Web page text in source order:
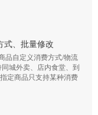
式、批量修改
品自定义消费方式/物流
城外卖、店内食堂、到
定商品只支持某种消费